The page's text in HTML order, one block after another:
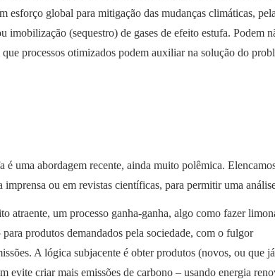
esforço global para mitigação das mudanças climáticas,
imobilização (sequestro) de gases de efeito estufa. Podem
processos otimizados podem auxiliar na solução do
é uma abordagem recente, ainda muito polêmica.
ou em revistas científicas, para permitir uma
atraente, um processo ganha-ganha, algo como fazer
produtos demandados pela sociedade, com o fulgor
A lógica subjacente é obter produtos (novos, ou que
evite criar mais emissões de carbono – usando energia